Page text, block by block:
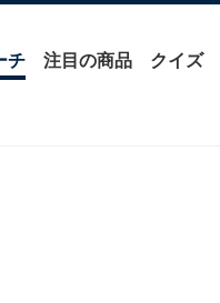
チ 注目の商品 クイズ